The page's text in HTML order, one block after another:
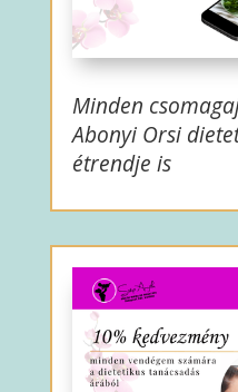
Minden
Abonyi Orsi
étrendje is